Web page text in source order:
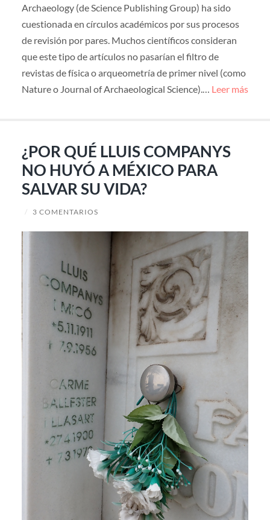
Archaeology (de Science Publishing Group) ha sido
cuestionada en círculos académicos por sus procesos
de revisión por pares. Muchos científicos consideran
que este tipo de artículos no pasarían el filtro de
revistas de física o arqueometría de primer nivel (como
Nature o Journal of Archaeological Science).… Leer más
¿POR QUÉ LLUIS COMPANYS
NO HUYÓ A MÉXICO PARA
SALVAR SU VIDA?
/ 3 COMENTARIOS